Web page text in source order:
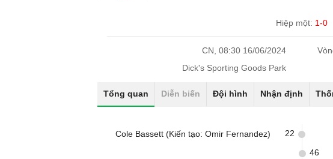
Hiệp một: 1-0
CN, 08:30 16/06/2024
Dick's Sporting Goods Park
Tổng quan Diễn biến Đội hình Nhận định
Cole Bassett (Kiến tạo: Omir Fernandez) 22
46